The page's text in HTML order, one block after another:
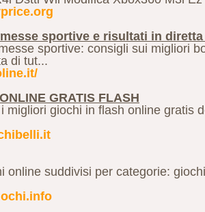
sportive e risultati in
sportive: consigli sui migliori
di tut...
GRATIS FLASH
migliori giochi in flash online gratis
online suddivisi per categorie: